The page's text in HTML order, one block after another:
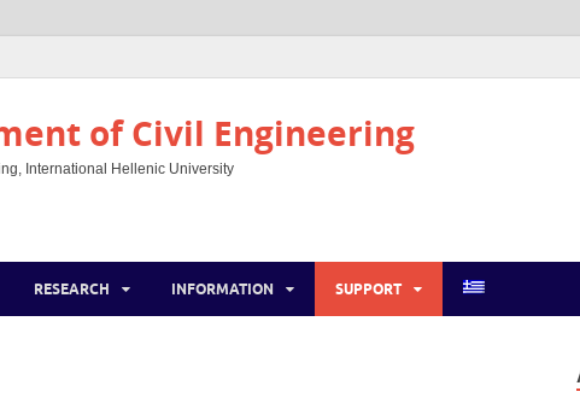
of Civil Engineering
International Hellenic University
RESEARCH INFORMATION SUPPORT